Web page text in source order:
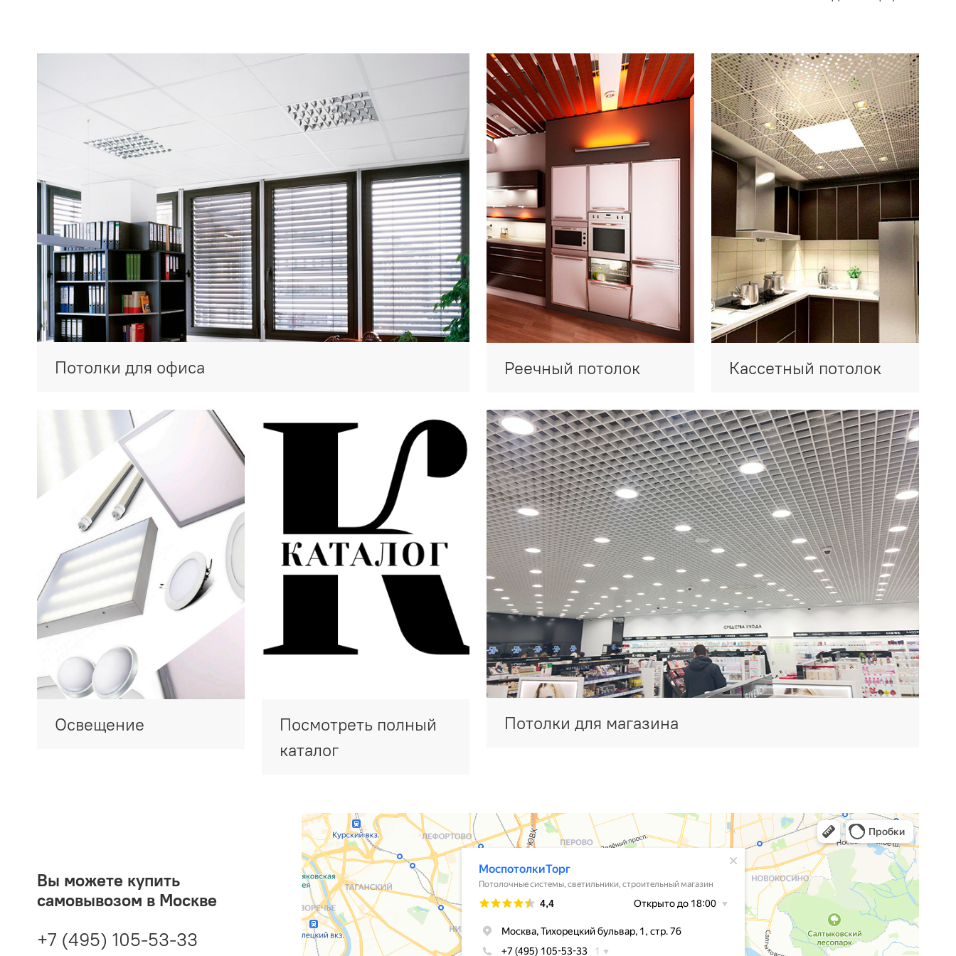
Потолки для офиса Реечный потолок Кассетный потолок
Освещение
Посмотреть полный
каталог
Потолки для магазина
Вы можете купить
самовывозом в Москве
+7 (495) 105-53-33